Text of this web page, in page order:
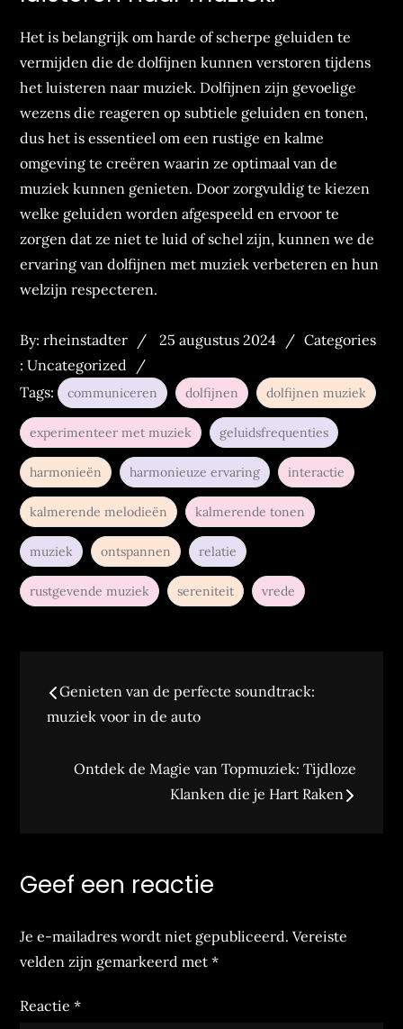
Het is belangrijk om harde of scherpe geluiden te
vermijden die de dolfijnen kunnen verstoren tijdens
het luisteren naar muziek. Dolfijnen zijn gevoelige
wezens die reageren op subtiele geluiden en tonen,
dus het is essentieel om een rustige en kalme
omgeving te creëren waarin ze optimaal van de
muziek kunnen genieten. Door zorgvuldig te kiezen
welke geluiden worden afgespeeld en ervoor te
zorgen dat ze niet te luid of schel zijn, kunnen we de
ervaring van dolfijnen met muziek verbeteren en hun
welzijn respecteren.
By:rheinstadter
Posted
25 augustus 2024
Categories
Categories
:Uncategorized
Tags:
communiceren dolfijnen dolfijnen muziek
experimenteer met muziek geluidsfrequenties
harmonieën harmonieuze ervaring interactie
kalmerende melodieën kalmerende tonen
muziek ontspannen relatie
rustgevende muziek sereniteit vrede
Bericht
navigatie
Genieten van de perfecte soundtrack:
muziek voor in de auto
Ontdek de Magie van Topmuziek: Tijdloze
Klanken die je Hart Raken
Geef een reactie
Je e-mailadres wordt niet gepubliceerd. Vereiste
velden zijn gemarkeerd met*
Reactie*